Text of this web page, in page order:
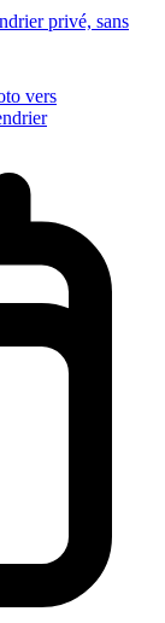
privé, sans
vers